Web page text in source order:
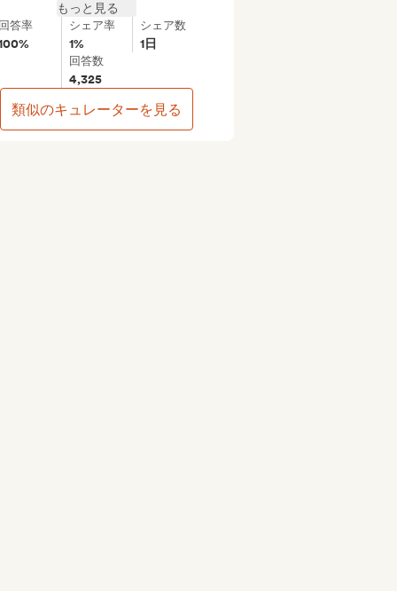
もっと見る
回答率 シェア率
1%
シェア数
1日
回答数
4,325
類似のキュレーターを見る